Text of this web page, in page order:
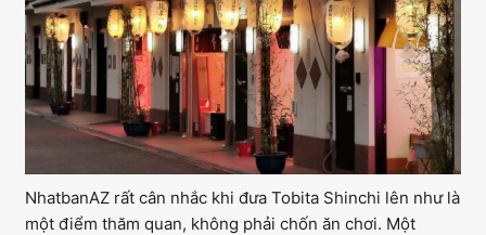
NhatbanAZ rất cân nhắc khi đưa Tobita Shinchi lên như là
một điểm thăm quan, không phải chốn ăn chơi. Một